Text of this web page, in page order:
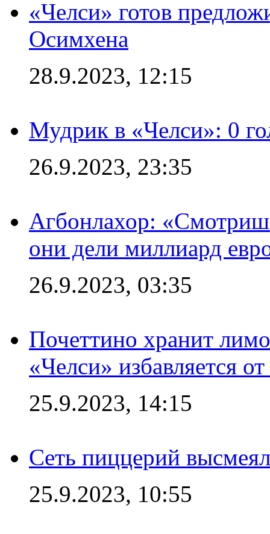
«Челси» готов
Осимхена
28.9.2023, 12:15
Мудрик в «Челси»: 0
26.9.2023, 23:35
Агбонлахор:
они дели миллиард
26.9.2023, 03:35
Почеттино хранит
«Челси» избавляется
25.9.2023, 14:15
Сеть пиццерий
25.9.2023, 10:55